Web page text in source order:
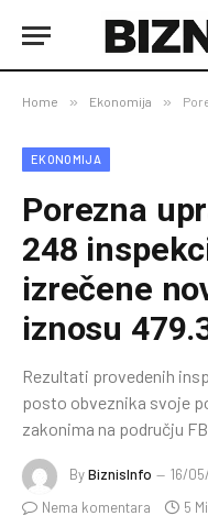
Home » Ekonomija »
EKONOMIJA
Porezna
248
izrečene
iznosu
Rezultati provedenih
posto obveznika svoje
zakonima na području
ByBiznisInfo 16/
Nema komentara
5